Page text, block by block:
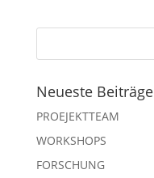
Neueste Beiträge
PROEJEKTTEAM
WORKSHOPS
FORSCHUNG